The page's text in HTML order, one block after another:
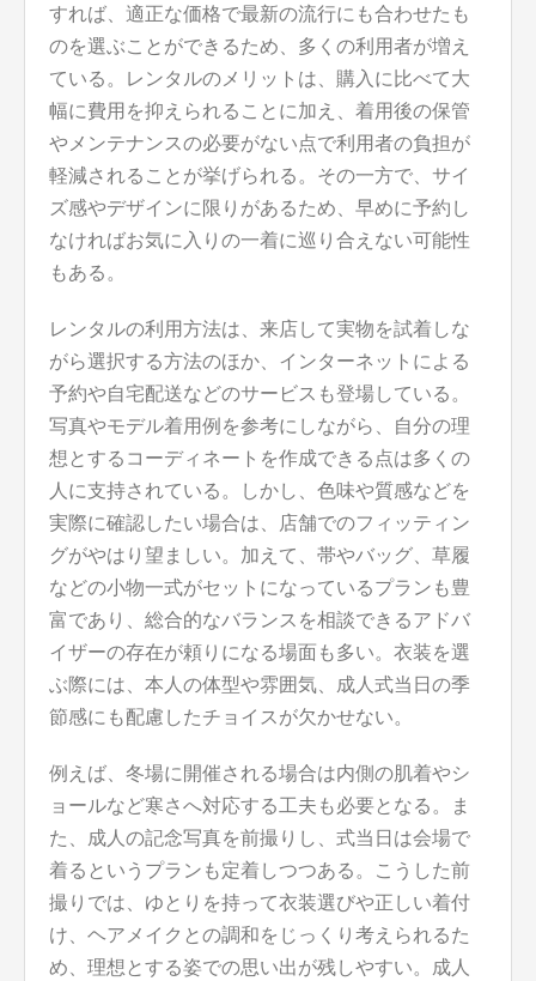
すれば、適正な価格で最新の流行にも合わせたも
のを選ぶことができるため、多くの利用者が増え
ている。レンタルのメリットは、購入に比べて大
幅に費用を抑えられることに加え、着用後の保管
やメンテナンスの必要がない点で利用者の負担が
軽減されることが挙げられる。その一方で、サイ
ズ感やデザインに限りがあるため、早めに予約し
なければお気に入りの一着に巡り合えない可能性
もある。
レンタルの利用方法は、来店して実物を試着しな
がら選択する方法のほか、インターネットによる
予約や自宅配送などのサービスも登場している。
写真やモデル着用例を参考にしながら、自分の理
想とするコーディネートを作成できる点は多くの
人に支持されている。しかし、色味や質感などを
実際に確認したい場合は、店舗でのフィッティン
グがやはり望ましい。加えて、帯やバッグ、草履
などの小物一式がセットになっているプランも豊
富であり、総合的なバランスを相談できるアドバ
イザーの存在が頼りになる場面も多い。衣装を選
ぶ際には、本人の体型や雰囲気、成人式当日の季
節感にも配慮したチョイスが欠かせない。
例えば、冬場に開催される場合は内側の肌着やシ
ョールなど寒さへ対応する工夫も必要となる。ま
た、成人の記念写真を前撮りし、式当日は会場で
着るというプランも定着しつつある。こうした前
撮りでは、ゆとりを持って衣装選びや正しい着付
け、ヘアメイクとの調和をじっくり考えられるた
め、理想とする姿での思い出が残しやすい。成人